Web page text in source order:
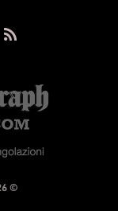
© TUTTI I DIRITTI RISERVATI 2026